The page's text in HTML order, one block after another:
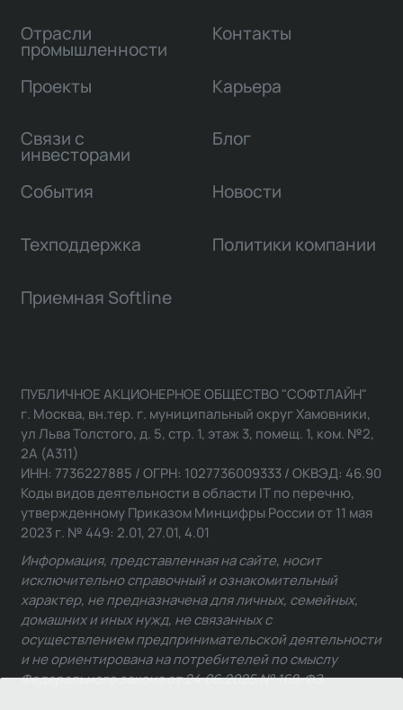
Отрасли
промышленности
Проекты
Связи с
инвесторами
Контакты
Карьера
Блог
События Новости
Техподдержка Политики компании
Приемная Softline
ПУБЛИЧНОЕ АКЦИОНЕРНОЕ ОБЩЕСТВО "СОФТЛАЙН"
г. Москва, вн.тер. г. муниципальный округ Хамовники,
ул Льва Толстого, д. 5, стр. 1, этаж 3, помещ. 1, ком. №2,
2А (А311)
ИНН: 7736227885 / ОГРН: 1027736009333 / ОКВЭД: 46.90
Коды видов деятельности в области IT по перечню,
утвержденному Приказом Минцифры России от 11 мая
2023 г. № 449: 2.01, 27.01, 4.01
Информация, представленная на сайте, носит
исключительно справочный и ознакомительный
характер, не предназначена для личных, семейных,
домашних и иных нужд, не связанных с
осуществлением предпринимательской деятельности
и не ориентирована на потребителей по смыслу
Федерального закона от 24.06.2025 № 168-ФЗ.